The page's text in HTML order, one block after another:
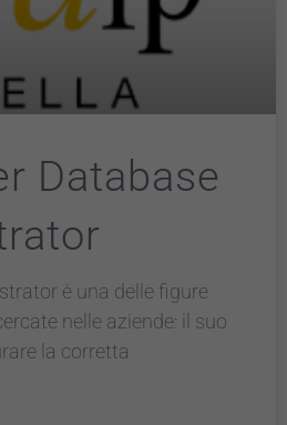
Database
è una delle figure
nelle aziende: il suo
la corretta